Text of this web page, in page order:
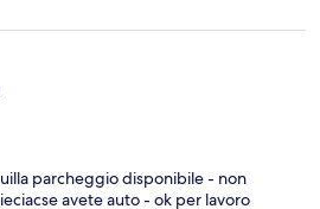
parcheggio disponibile - non
avete auto - ok per lavoro